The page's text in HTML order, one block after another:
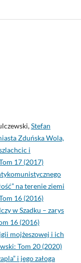
Stefan
Zduńska Wola,
i
17 (2017)
na terenie ziemi
16 (2016)
w Szadku – zarys
16 (2016)
mojżeszowej i ich
Tom 20 (2020)
i jego załoga